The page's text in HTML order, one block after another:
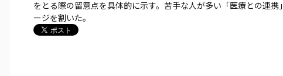
をとる際の留意点を具体的に示す。苦手な人が多い「医療との連携
ージを割いた。